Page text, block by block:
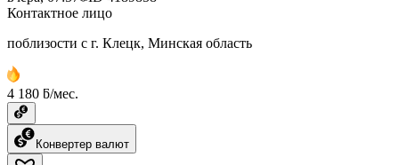
Контактное лицо
поблизости с г. Клецк, Минская область
4 180 ƃ/мес.
Конвертер валют